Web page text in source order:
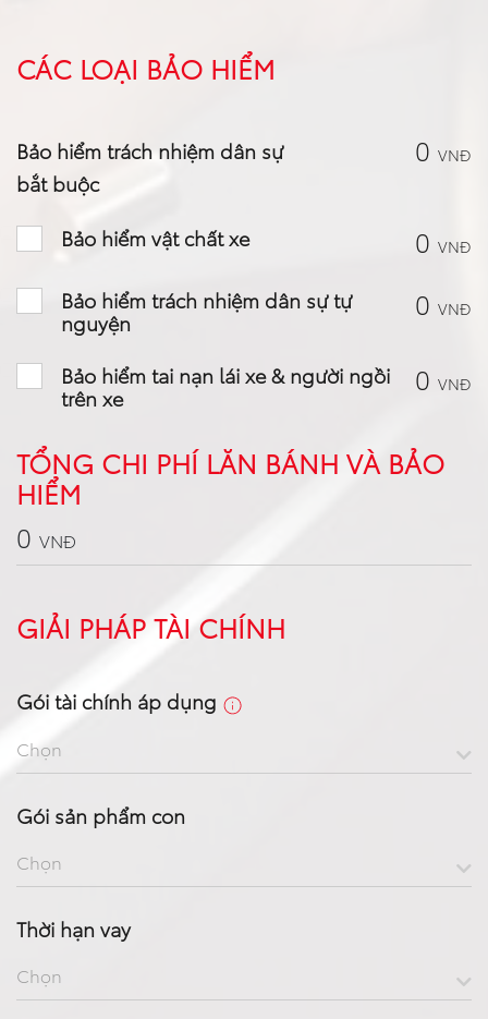
CÁC LOẠI BẢO HIỂM
Bảo hiểm trách nhiệm dân sự
bắt buộc
0 VNĐ
Bảo hiểm vật chất xe 0 VNĐ
Bảo hiểm trách nhiệm dân sự tự
nguyện
0 VNĐ
Bảo hiểm tai nạn lái xe & người ngồi
trên xe
0 VNĐ
TỔNG CHI PHÍ LĂN BÁNH VÀ BẢO
HIỂM
0 VNĐ
GIẢI PHÁP TÀI CHÍNH
Gói tài chính áp dụng
Chọn
Gói sản phẩm con
Chọn
Thời hạn vay
Chọn